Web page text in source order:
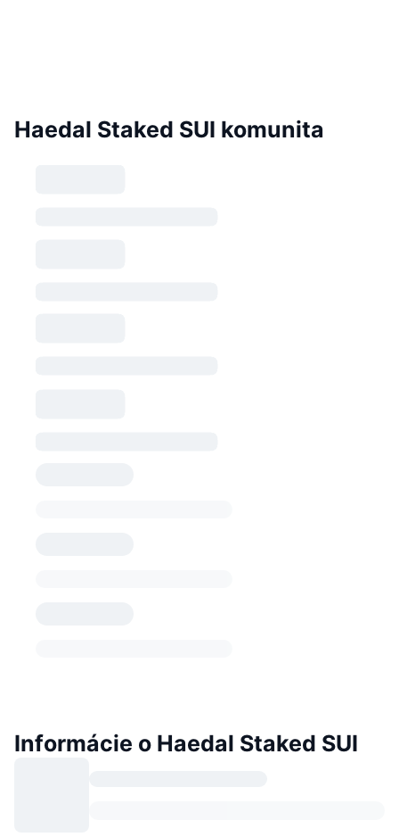
Haedal Staked SUI komunita
Informácie o Haedal Staked SUI